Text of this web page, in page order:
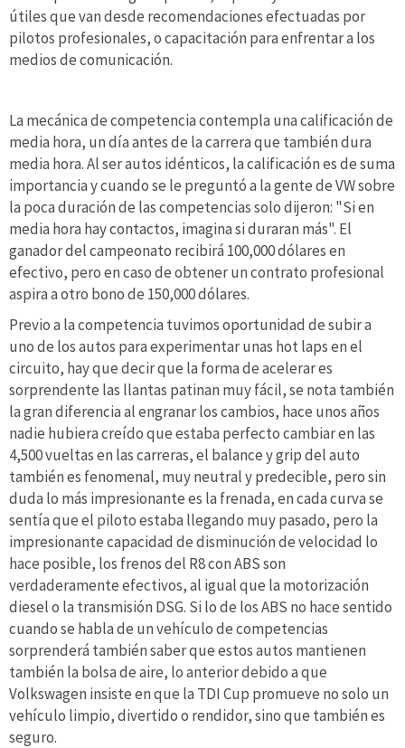
útiles que van desde recomendaciones efectuadas por
pilotos profesionales, o capacitación para enfrentar a los
medios de comunicación.
La mecánica de competencia contempla una calificación de
media hora, un día antes de la carrera que también dura
media hora. Al ser autos idénticos, la calificación es de suma
importancia y cuando se le preguntó a la gente de VW sobre
la poca duración de las competencias solo dijeron: "Si en
media hora hay contactos, imagina si duraran más". El
ganador del campeonato recibirá 100,000 dólares en
efectivo, pero en caso de obtener un contrato profesional
aspira a otro bono de 150,000 dólares.
Previo a la competencia tuvimos oportunidad de subir a
uno de los autos para experimentar unas hot laps en el
circuito, hay que decir que la forma de acelerar es
sorprendente las llantas patinan muy fácil, se nota también
la gran diferencia al engranar los cambios, hace unos años
nadie hubiera creído que estaba perfecto cambiar en las
4,500 vueltas en las carreras, el balance y grip del auto
también es fenomenal, muy neutral y predecible, pero sin
duda lo más impresionante es la frenada, en cada curva se
sentía que el piloto estaba llegando muy pasado, pero la
impresionante capacidad de disminución de velocidad lo
hace posible, los frenos del R8 con ABS son
verdaderamente efectivos, al igual que la motorización
diesel o la transmisión DSG. Si lo de los ABS no hace sentido
cuando se habla de un vehículo de competencias
sorprenderá también saber que estos autos mantienen
también la bolsa de aire, lo anterior debido a que
Volkswagen insiste en que la TDI Cup promueve no solo un
vehículo limpio, divertido o rendidor, sino que también es
seguro.